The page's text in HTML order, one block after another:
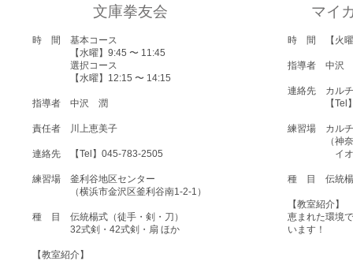
文庫拳友会
時 間 基本コース
【水曜】9:45 〜 11:45
選択コース
【水曜】12:15 〜 14:15
指導者 中沢 潤
責任者 川上恵美子
連絡先 【Tel】045-783-2505
練習場 釜利谷地区センター
（横浜市金沢区釜利谷南1-2-1）
種 目 伝統楊式（徒手・剣・刀）
32式剣・42式剣・扇 ほか
【教室紹介】
マイ
時 間 【火曜
指導者 中沢
連絡先 カルチ
【Tel】
練習場 カルチ
（神奈川
イオン3
種 目 伝統楊
【教室紹介】
恵まれた環境
います！